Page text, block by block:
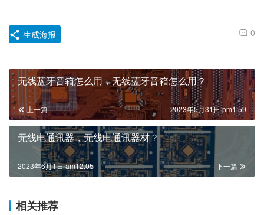
0
生成海报
无线蓝牙音箱怎么用，无线蓝牙音箱怎么用？
上一篇 2023年5月31日 pm1:59
无线电通讯器，无线电通讯器材？
下一篇
2023年6月1日 am12:05
相关推荐